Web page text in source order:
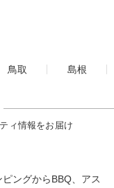
鳥取 島根
ィ情報をお届け
ングからBBQ、アス